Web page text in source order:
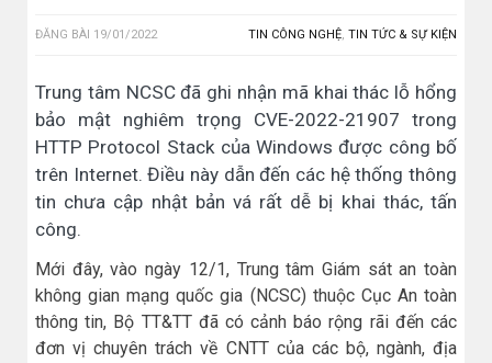
ĐĂNG BÀI 19/01/2022 TIN CÔNG NGHỆ, TIN TỨC & SỰ KIỆN
Trung tâm NCSC đã ghi nhận mã khai thác lỗ hổng
bảo mật nghiêm trọng CVE-2022-21907 trong
HTTP Protocol Stack của Windows được công bố
trên Internet. Điều này dẫn đến các hệ thống thông
tin chưa cập nhật bản vá rất dễ bị khai thác, tấn
công.
Mới đây, vào ngày 12/1, Trung tâm Giám sát an toàn
không gian mạng quốc gia (NCSC) thuộc Cục An toàn
thông tin, Bộ TT&TT đã có cảnh báo rộng rãi đến các
đơn vị chuyên trách về CNTT của các bộ, ngành, địa